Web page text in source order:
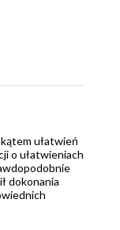
ułatwień
o ułatwieniach
dokonania